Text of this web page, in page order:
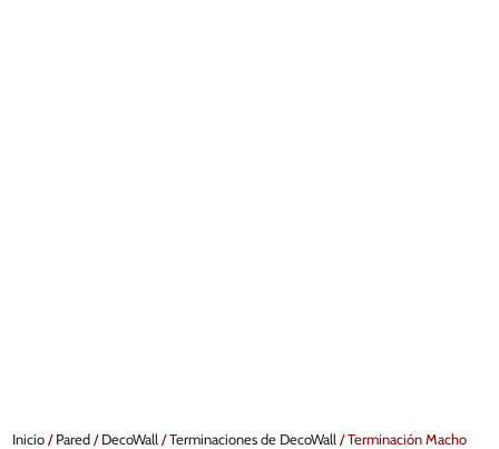
Inicio/Pared/DecoWall /Terminaciones de DecoWall / Terminación Macho